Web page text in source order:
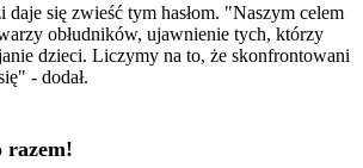
daje się zwieść tym hasłom. "Naszym celem
obłudników, ujawnienie tych, którzy
dzieci. Liczymy na to, że skonfrontowani
- dodał.
razem!